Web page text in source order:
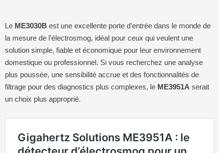
Le ME3030B est une excellente porte d’entrée dans le monde de
la mesure de l’électrosmog, idéal pour ceux qui veulent une
solution simple, fiable et économique pour leur environnement
domestique ou professionnel. Si vous recherchez une analyse
plus poussée, une sensibilité accrue et des fonctionnalités de
filtrage pour des diagnostics plus complexes, le ME3951A serait
un choix plus approprié.